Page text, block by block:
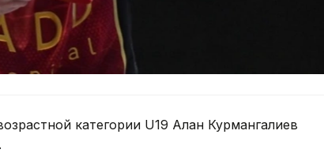
категории U19 Алан Курмангалиев